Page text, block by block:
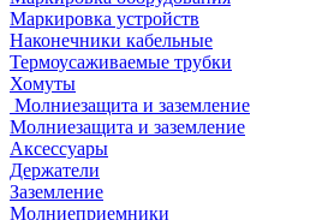
Маркировка устройств
Наконечники кабельные
Термоусаживаемые трубки
Хомуты
Молниезащита и заземление
Молниезащита и заземление
Аксессуары
Держатели
Заземление
Молниеприемники